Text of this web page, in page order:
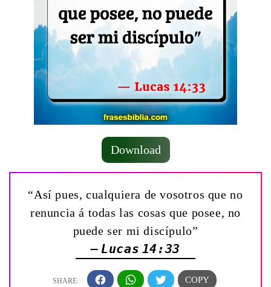
Download
“Así pues, cualquiera de vosotros que no
renuncia á todas las cosas que posee, no
puede ser mi discípulo”
— Lucas 14:33